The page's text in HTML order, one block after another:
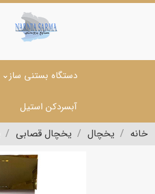
دستگاه بستنی ساز
آبسردکن استیل
خانه یخچال یخچال قصابی